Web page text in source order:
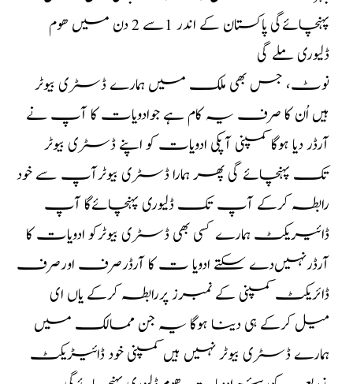
پہنچائےگی پاکستان کے اندر 1سے 2 دن میں ھوم
ڈلیوری ملے گی
نوٹ، جس بھی ملک میں ہمارے ڈسٹری بیوٹر
ہیں اُن کا صرف یہ کام ہے جوادویات کا آپ نے
آرڈر دیا ہوگا کمپنی آپکی ادویات کو اپنے ڈسٹری بیوٹر
تک پہنچائے گی پھر ہمارا ڈسٹری بیوٹرآپ سے خود
رابطہ کرکے آپ تک ڈلیوری پہنچائےگا آپ
ڈائیریکٹ ہمارے کسی بھی ڈسٹری بیوٹرکو ادویات کا
آرڈرنہیں‌دے سکتے ادویا ت کا آرڈرصرف اورصرف
ڈائریکٹ کمپنی کے نمبرز پررابطہ کرکے یاں ای
میل کرکے ہی دینا ہوگا یہ جن ممالک میں
ہمارے ڈسٹری بیوٹر نہیں ہیں کمپنی خود ڈائیڑیکٹ